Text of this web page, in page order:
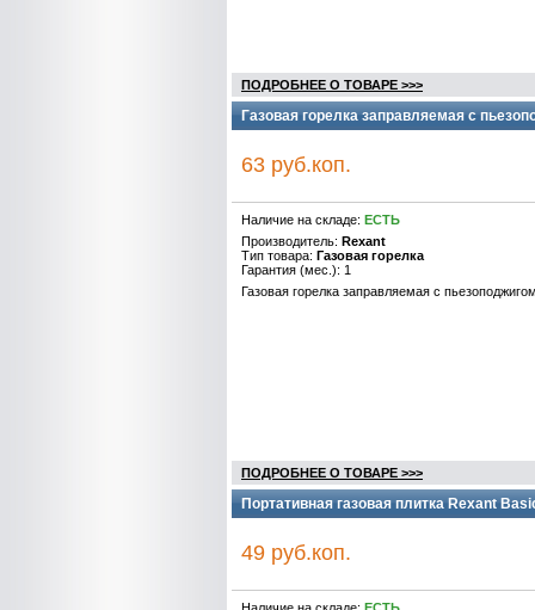
ПОДРОБНЕЕ О ТОВАРЕ >>>
Газовая горелка заправляемая с
63 руб.коп.
Наличие на складе: ЕСТЬ
Производитель: Rexant
Тип товара: Газовая горелка
Гарантия (мес.): 1
Газовая горелка заправляемая с
ПОДРОБНЕЕ О ТОВАРЕ >>>
Портативная газовая плитка Rexant
49 руб.коп.